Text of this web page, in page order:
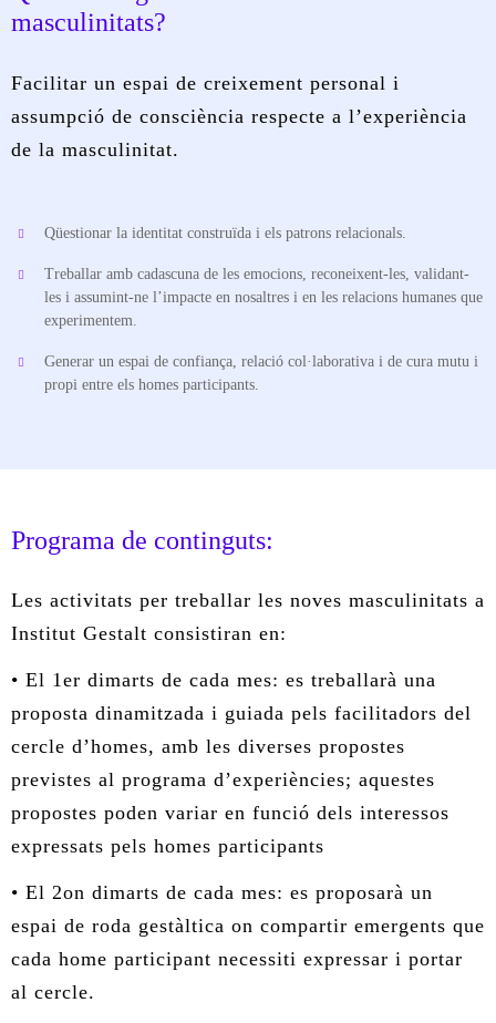
masculinitats?
Facilitar un espai de creixement personal i
assumpció de consciència respecte a l’experiència
de la masculinitat.
Qüestionar la identitat construïda i els patrons relacionals.
Treballar amb cadascuna de les emocions, reconeixent-les, validant-
les i assumint-ne l’impacte en nosaltres i en les relacions humanes que
experimentem.
Generar un espai de confiança, relació col·laborativa i de cura mutu i
propi entre els homes participants.
Programa de continguts:
Les activitats per treballar les noves masculinitats a
Institut Gestalt consistiran en:
• El 1er dimarts de cada mes: es treballarà una
proposta dinamitzada i guiada pels facilitadors del
cercle d’homes, amb les diverses propostes
previstes al programa d’experiències; aquestes
propostes poden variar en funció dels interessos
expressats pels homes participants
• El 2on dimarts de cada mes: es proposarà un
espai de roda gestàltica on compartir emergents que
cada home participant necessiti expressar i portar
al cercle.